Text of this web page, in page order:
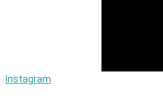
Instagram